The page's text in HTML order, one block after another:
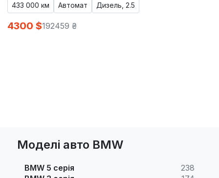
433 000 км Автомат Дизель, 2.5
4300 $192459 ₴
Моделі авто BMW
BMW 5 серія
238